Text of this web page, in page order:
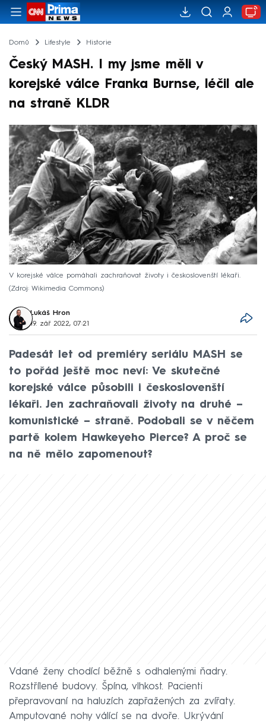
Domů Lifestyle Historie
Český MASH. I my jsme měli v
korejské válce Franka Burnse, léčil ale
na straně KLDR
V korejské válce pomáhali zachraňovat životy i českoslovenští lékaři.
Zdroj: Wikimedia Commons
Lukáš Hron
19. zář 2022, 07:21
Padesát let od premiéry seriálu MASH se
to pořád ještě moc neví: Ve skutečné
korejské válce působili i českoslovenští
lékaři. Jen zachraňovali životy na druhé –
komunistické – straně. Podobali se v něčem
partě kolem Hawkeyeho Pierce? A proč se
na ně mělo zapomenout?
Vdané ženy chodící běžně s odhalenými ňadry.
Rozstřílené budovy. Špína, vlhkost. Pacienti
přepravovaní na haluzích zapřažených za zvířaty.
Amputované nohy válící se na dvoře. Ukrývání